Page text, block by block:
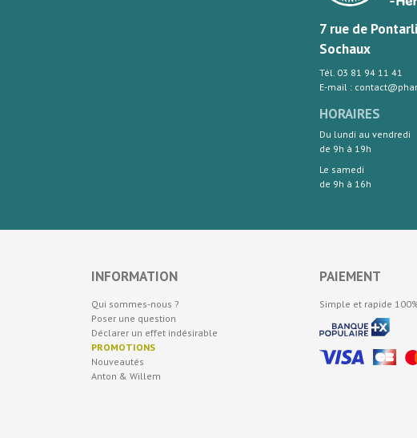
7 rue de
Sochaux
Tél. 03 81 94 11 41
E-mail :
HORAIRES
Du lundi au vendredi
de 9h à 19h
Le samedi
de 9h à 16h
INFORMATION
Qui sommes-nous ?
Poser une question
Déclarer un effet indésirable
PROMOTIONS
Nouveautés
Anton & Willem
PAIEMENT
Simple et rapide